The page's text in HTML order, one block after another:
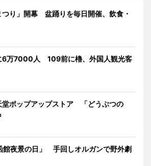
つり」開幕 盆踊りを毎日開催、飲食・
6万7000人 109前に櫓、外国人観光客
堂ポップアップストア 「どうぶつの
館夜景の日」 手回しオルガンで野外劇